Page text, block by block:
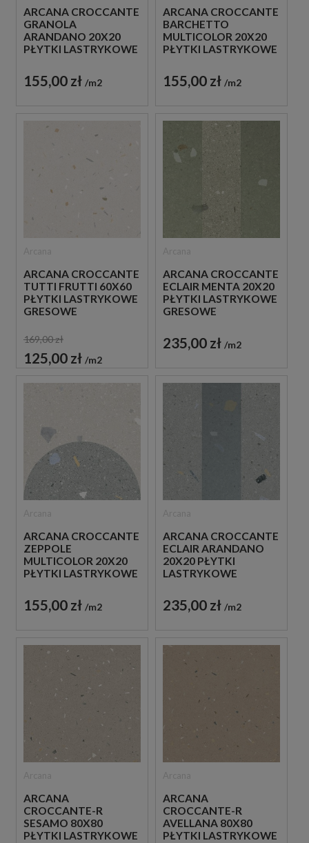
ARCANA CROCCANTE
GRANOLA
ARANDANO 20X20
PŁYTKI LASTRYKOWE
155,00 zł m2
ARCANA CROCCANTE
BARCHETTO
MULTICOLOR 20X20
PŁYTKI LASTRYKOWE
155,00 zł m2
ARCANA CROCCANTE
TUTTI FRUTTI 60X60
PŁYTKI LASTRYKOWE
GRESOWE
169,00 zł
125,00 zł m2
ARCANA CROCCANTE
ECLAIR MENTA 20X20
PŁYTKI LASTRYKOWE
GRESOWE
235,00 zł m2
ARCANA CROCCANTE
ZEPPOLE
MULTICOLOR 20X20
PŁYTKI LASTRYKOWE
155,00 zł m2
ARCANA CROCCANTE
ECLAIR ARANDANO
20X20 PŁYTKI
LASTRYKOWE
235,00 zł m2
ARCANA
CROCCANTE-R
SESAMO 80X80
PŁYTKI LASTRYKOWE
ARCANA
CROCCANTE-R
AVELLANA 80X80
PŁYTKI LASTRYKOWE